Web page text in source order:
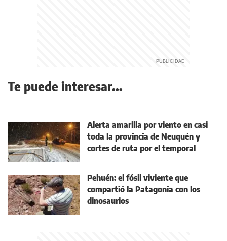
Te puede interesar...
Alerta amarilla por viento en casi
toda la provincia de Neuquén y
cortes de ruta por el temporal
Pehuén: el fósil viviente que
compartió la Patagonia con los
dinosaurios